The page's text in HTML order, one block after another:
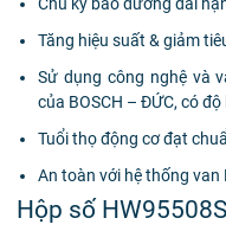
Tăng hiệu suất & giảm
Sử dụng công nghệ và
của BOSCH – ĐỨC, có
Tuổi thọ động cơ đạt
An toàn với hệ thống van
Hộp số